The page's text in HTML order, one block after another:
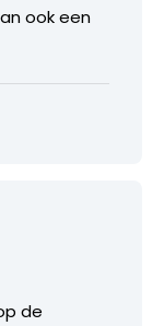
ook een
de